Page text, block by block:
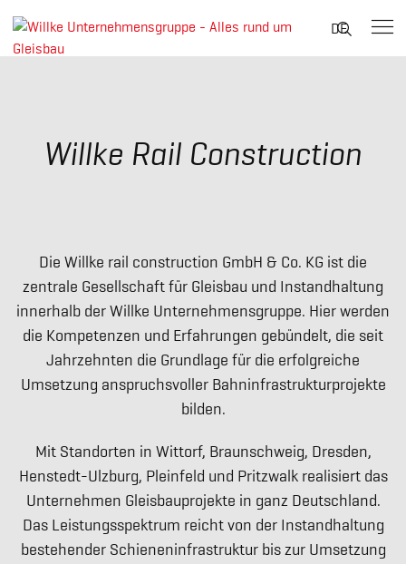
DE
Suche
Willke Rail Construction
Die Willke rail construction GmbH & Co. KG ist die
zentrale Gesellschaft für Gleisbau und Instandhaltung
innerhalb der Willke Unternehmensgruppe. Hier werden
die Kompetenzen und Erfahrungen gebündelt, die seit
Jahrzehnten die Grundlage für die erfolgreiche
Umsetzung anspruchsvoller Bahninfrastrukturprojekte
bilden.
Mit Standorten in Wittorf, Braunschweig, Dresden,
Henstedt-Ulzburg, Pleinfeld und Pritzwalk realisiert das
Unternehmen Gleisbauprojekte in ganz Deutschland.
Das Leistungsspektrum reicht von der Instandhaltung
bestehender Schieneninfrastruktur bis zur Umsetzung